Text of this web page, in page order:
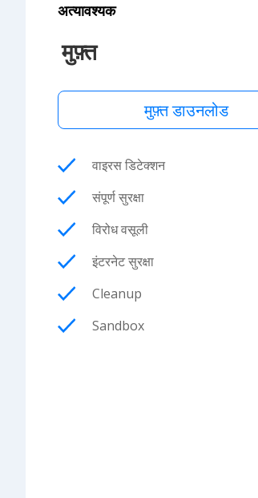
अत्यावश्यक
मुफ़्त
मुफ़्त डाउनलोड
वाइरस डिटेक्शन
संपूर्ण सुरक्षा
विरोध वसूली
इंटरनेट सुरक्षा
Cleanup
Sandbox